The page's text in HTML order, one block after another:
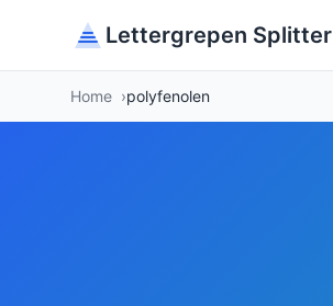
Lettergrepen Splitter
Home polyfenolen